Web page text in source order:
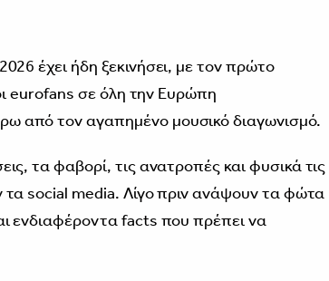
έχει ήδη ξεκινήσει, με τον πρώτο
eurofans σε όλη την Ευρώπη
από τον αγαπημένο μουσικό διαγωνισμό.
τα φαβορί, τις ανατροπές και φυσικά τις
social media. Λίγο πριν ανάψουν τα φώτα
ενδιαφέροντα facts που πρέπει να